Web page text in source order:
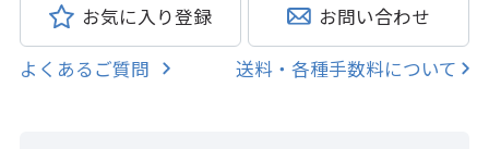
お気に入り登録 お問い合わせ
よくあるご質問 送料・各種手数料について